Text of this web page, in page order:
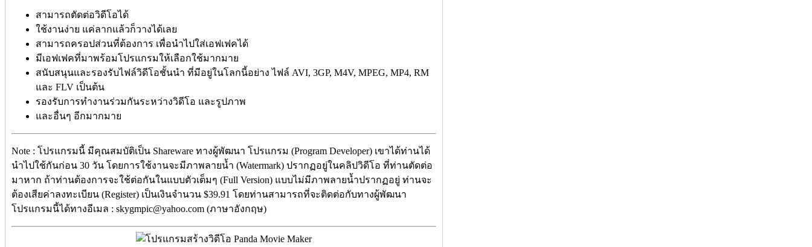
สามารถตัดต่อวิดีโอได้
ใช้งานง่าย แค่ลากแล้วก็วางได้เลย
สามารถครอปส่วนที่ต้องการ เพื่อนำไปใส่เอฟเฟคได้
มีเอฟเฟคที่มาพร้อมโปรแกรมให้เลือกใช้มากมาย
สนับสนุนและรองรับไฟล์วิดีโอชั้นนำ ที่มีอยู่ในโลกนี้อย่าง ไฟล์ AVI, 3GP, M4V, MPEG, MP4, RM
และ FLV เป็นต้น
รองรับการทำงานร่วมกันระหว่างวิดีโอ และรูปภาพ
และอื่นๆ อีกมากมาย
Note : โปรแกรมนี้ มีคุณสมบัติเป็น Shareware ทางผู้พัฒนา โปรแกรม (Program Developer) เขาได้ท่านได้
นำไปใช้กันก่อน 30 วัน โดยการใช้งานจะมีภาพลายน้ำ (Watermark) ปรากฏอยู่ในคลิปวิดีโอ ที่ท่านตัดต่อ
มาหาก ถ้าท่านต้องการจะใช้ต่อกันในแบบตัวเต็มๆ (Full Version) แบบไม่มีภาพลายน้ำปรากฏอยู่ ท่านจะ
ต้องเสียค่าลงทะเบียน (Register) เป็นเงินจำนวน $39.91 โดยท่านสามารถที่จะติดต่อกับทางผู้พัฒนา
โปรแกรมนี้ได้ทางอีเมล : skygmpic@yahoo.com (ภาษาอังกฤษ)